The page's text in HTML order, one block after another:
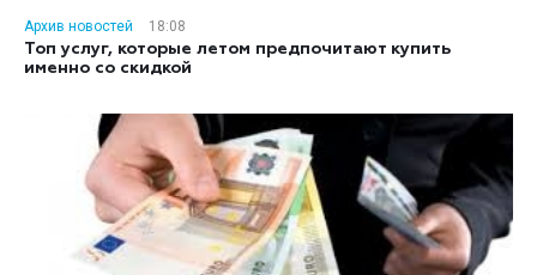
Архив новостей
18:08
Топ услуг, которые летом предпочитают купить
именно со скидкой